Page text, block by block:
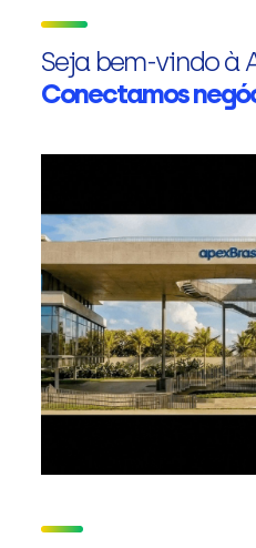
Seja bem-vindo à
Conectamos